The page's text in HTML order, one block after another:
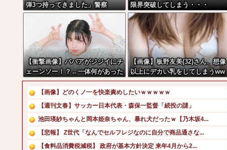
弾3つ持ってきました」警察
「！？」自衛隊「！？」→結果w
w w w w w w w
限界突破してしまう・・・
【衝撃画像】ババアがジジイにチ
ェーンソー！？←一体何があった
んやコレw w w w w w w w w
【画像】板野友美(32)さん、想像
以上にデカい乳をしてしまうww
w
【画像】どのくノ一を快楽責めしたいｗｗｗｗｗ
【週刊文春】サッカー日本代表・森保一監督「続投の謎」
池田瑛紗ちゃんと岡本姫奈ちゃん、暴れ犬だったｗ【乃木坂4...
【悲報】 Z世代「なんでセルフレジなのに自分で商品通さな...
【食料品消費税減税】 政府が基本方針決定 来年4月から2...